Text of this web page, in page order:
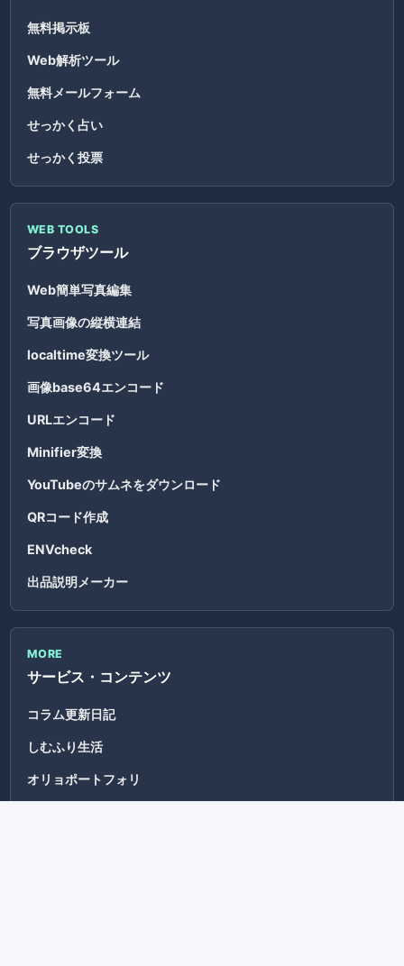
無料掲示板
Web解析ツール
無料メールフォーム
せっかく占い
せっかく投票
WEB TOOLS
ブラウザツール
Web簡単写真編集
写真画像の縦横連結
localtime変換ツール
画像base64エンコード
URLエンコード
Minifier変換
YouTubeのサムネをダウンロード
QRコード作成
ENVcheck
出品説明メーカー
MORE
サービス・コンテンツ
コラム更新日記
しむふり生活
オリョポートフォリ